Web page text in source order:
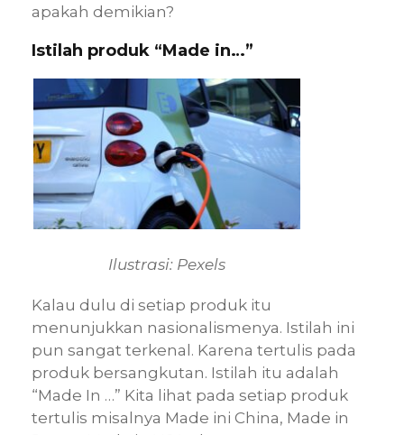
apakah demikian?
Istilah produk “Made in…”
Ilustrasi: Pexels
Kalau dulu di setiap produk itu
menunjukkan nasionalismenya. Istilah ini
pun sangat terkenal. Karena tertulis pada
produk bersangkutan. Istilah itu adalah
“Made In …” Kita lihat pada setiap produk
tertulis misalnya Made ini China, Made in